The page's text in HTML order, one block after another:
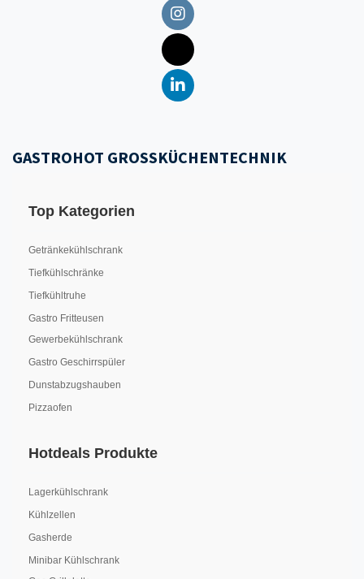
GASTROHOT GROSSKÜCHENTECHNIK
Top Kategorien
Getränkekühlschrank
Tiefkühlschränke
Tiefkühltruhe
Gastro Fritteusen
Gewerbekühlschrank
Gastro Geschirrspüler
Dunstabzugshauben
Pizzaofen
Hotdeals Produkte
Lagerkühlschrank
Kühlzellen
Gasherde
Minibar Kühlschrank